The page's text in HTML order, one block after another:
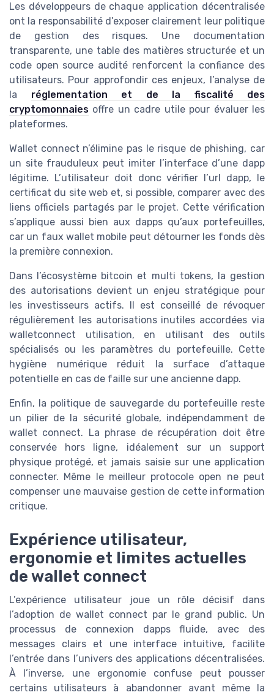
Les développeurs de chaque application décentralisée
ont la responsabilité d’exposer clairement leur politique
de gestion des risques. Une documentation
transparente, une table des matières structurée et un
code open source audité renforcent la confiance des
utilisateurs. Pour approfondir ces enjeux, l’analyse de
la réglementation et de la fiscalité des
cryptomonnaies offre un cadre utile pour évaluer les
plateformes.
Wallet connect n’élimine pas le risque de phishing, car
un site frauduleux peut imiter l’interface d’une dapp
légitime. L’utilisateur doit donc vérifier l’url dapp, le
certificat du site web et, si possible, comparer avec des
liens officiels partagés par le projet. Cette vérification
s’applique aussi bien aux dapps qu’aux portefeuilles,
car un faux wallet mobile peut détourner les fonds dès
la première connexion.
Dans l’écosystème bitcoin et multi tokens, la gestion
des autorisations devient un enjeu stratégique pour
les investisseurs actifs. Il est conseillé de révoquer
régulièrement les autorisations inutiles accordées via
walletconnect utilisation, en utilisant des outils
spécialisés ou les paramètres du portefeuille. Cette
hygiène numérique réduit la surface d’attaque
potentielle en cas de faille sur une ancienne dapp.
Enfin, la politique de sauvegarde du portefeuille reste
un pilier de la sécurité globale, indépendamment de
wallet connect. La phrase de récupération doit être
conservée hors ligne, idéalement sur un support
physique protégé, et jamais saisie sur une application
connecter. Même le meilleur protocole open ne peut
compenser une mauvaise gestion de cette information
critique.
Expérience utilisateur,
ergonomie et limites actuelles
de wallet connect
L’expérience utilisateur joue un rôle décisif dans
l’adoption de wallet connect par le grand public. Un
processus de connexion dapps fluide, avec des
messages clairs et une interface intuitive, facilite
l’entrée dans l’univers des applications décentralisées.
À l’inverse, une ergonomie confuse peut pousser
certains utilisateurs à abandonner avant même la